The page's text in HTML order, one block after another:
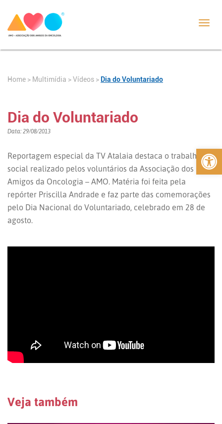
Abrir
Home > Multimídia >Vídeos > Dia do Voluntariado
Dia do Voluntariado
Data: 29/08/2013
Reportagem especial da TV Atalaia destaca o trabalho
social realizado pelos voluntários da Associação dos
Amigos da Oncologia – AMO. Matéria foi feita pela
repórter Priscilla Andrade e faz parte das comemorações
pelo Dia Nacional do Voluntariado, celebrado em 28 de
agosto.
Veja também